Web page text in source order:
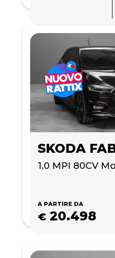
SKODA
1.0 MPI 80CV
A PARTIRE DA
€ 20.498